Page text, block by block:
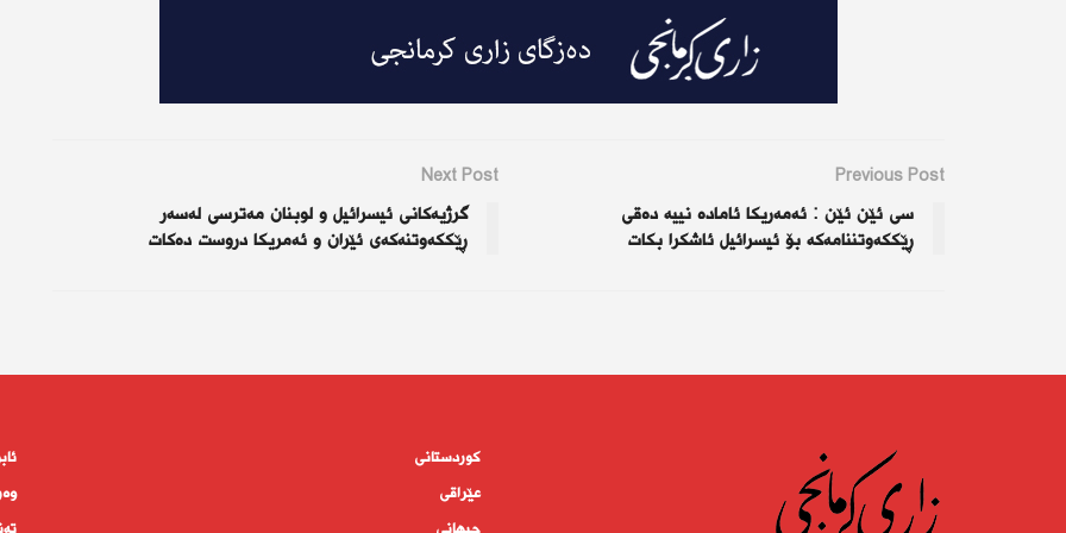
Previous Post
سی ئێن ئێن : ئەمەریكا ئامادە نییە دەقی
ڕێككەوتننامەكە بۆ ئیسرائیل ئاشكرا بكات
Next Post
گرژیەکانی ئیسرائیل و لوبنان مەترسی لەسەر
ڕێککەوتنەکەی ئێران و ئەمریکا دروست دەکات
کوردستانى
عێراقی